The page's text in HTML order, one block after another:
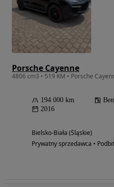
Porsche Cayenne
4806 cm3 • 519 KM • Porsche
194 000 km
2016
Bielsko-Biała (Śląskie)
Prywatny sprzedawca •